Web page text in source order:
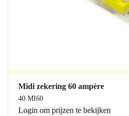
Midi zekering 60 ampère
40.MI60
Login om prijzen te bekijken